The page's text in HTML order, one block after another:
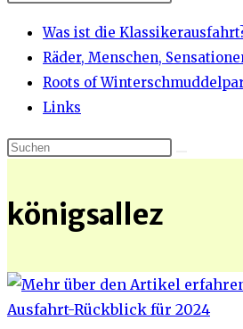
Was ist die
Räder, Menschen,
Roots of
Links
königsallez